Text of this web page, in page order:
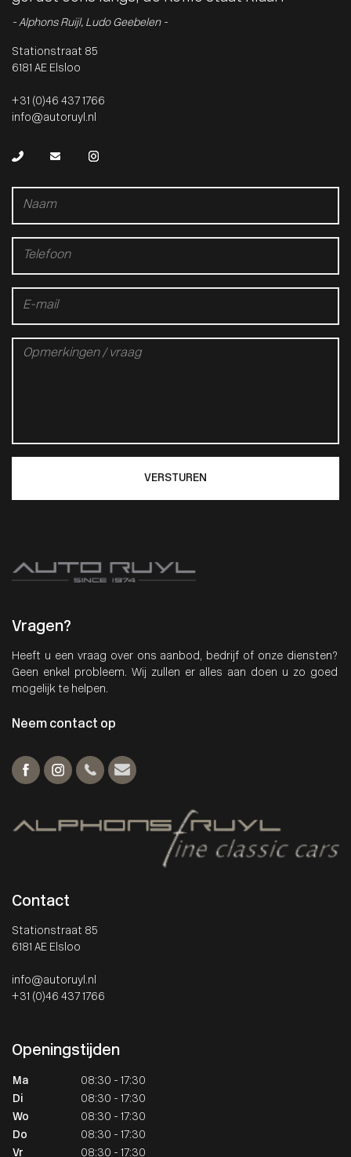
- Alphons Ruijl, Ludo Geebelen -
Stationstraat 85
6181 AE Elsloo
+31 (0)46 437 1766
info@autoruyl.nl
VERSTUREN
Vragen?
Heeft u een vraag over ons aanbod, bedrijf of onze diensten?
Geen enkel probleem. Wij zullen er alles aan doen u zo goed
mogelijk te helpen.
Neem contact op
Contact
Stationstraat 85
6181 AE Elsloo
info@autoruyl.nl
+31 (0)46 437 1766
Openingstijden
Ma
08:30 - 17:30
Di
08:30 - 17:30
Wo
08:30 - 17:30
Do
08:30 - 17:30
Vr
08:30 - 17:30